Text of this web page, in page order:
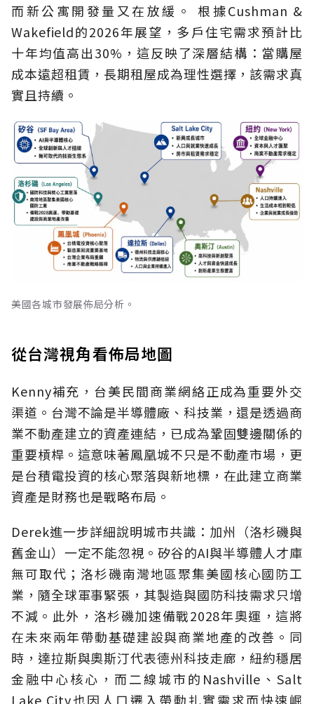
而新公寓開發量又在放緩。 根據Cushman &
Wakefield的2026年展望，多戶住宅需求預計比
十年均值高出30%，這反映了深層結構：當購屋
成本遠超租賃，長期租屋成為理性選擇，該需求真
實且持續。
美國各城市發展佈局分析。
從台灣視角看佈局地圖
Kenny補充，台美民間商業網絡正成為重要外交
渠道。台灣不論是半導體廠、科技業，還是透過商
業不動產建立的資產連結，已成為鞏固雙邊關係的
重要槓桿。這意味著鳳凰城不只是不動產市場，更
是台積電投資的核心聚落與新地標，在此建立商業
資產是財務也是戰略布局。
Derek進一步詳細說明城市共識：加州（洛杉磯與
舊金山）一定不能忽視。矽谷的AI與半導體人才庫
無可取代；洛杉磯南灣地區聚集美國核心國防工
業，隨全球軍事緊張，其製造與國防科技需求只增
不減。此外，洛杉磯加速備戰2028年奧運，這將
在未來兩年帶動基礎建設與商業地產的改善。同
時，達拉斯與奧斯汀代表德州科技走廊，紐約穩居
金融中心核心，而二線城市的Nashville、Salt
Lake City也因人口遷入帶動扎實需求而快速崛